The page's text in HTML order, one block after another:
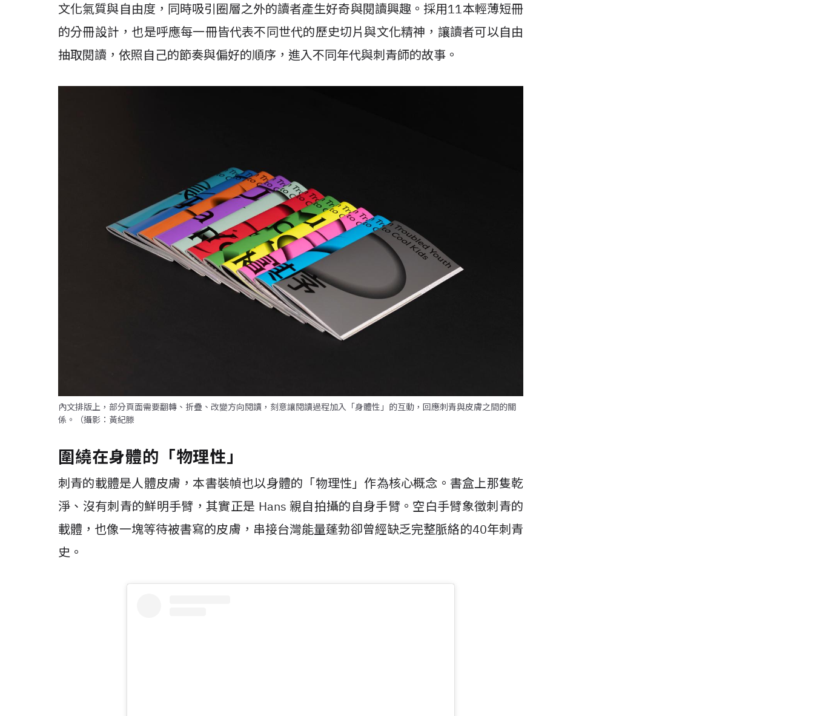
文化氣質與自由度，同時吸引圈層之外的讀者產生好奇與閱讀興趣。採用11本輕薄短冊
的分冊設計，也是呼應每一冊皆代表不同世代的歷史切片與文化精神，讓讀者可以自由
抽取閱讀，依照自己的節奏與偏好的順序，進入不同年代與刺青師的故事。
內文排版上，部分頁面需要翻轉、折疊、改變方向閱讀，刻意讓閱讀過程加入「身體性」的互動，回應刺青與皮膚之間的關
係。（攝影：黃紀滕
圍繞在身體的「物理性」
刺青的載體是人體皮膚，本書裝幀也以身體的「物理性」作為核心概念。書盒上那隻乾
淨、沒有刺青的鮮明手臂，其實正是 Hans 親自拍攝的自身手臂。空白手臂象徵刺青的
載體，也像一塊等待被書寫的皮膚，串接台灣能量蓬勃卻曾經缺乏完整脈絡的40年刺青
史。